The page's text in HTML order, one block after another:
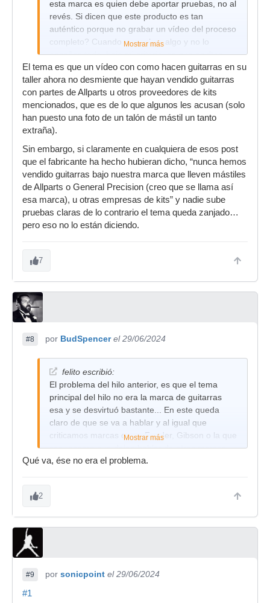
esta marca es quien debe aportar pruebas, no al
revés. Si dicen que este producto es tan
auténtico porque no grabar un vídeo del proceso
completo? Cuando no grabas algo y no lo
enseñas todo, bajo mi criterio, es que ocultas
algo.
Mostrar más
El tema es que un vídeo con como hacen guitarras en su
taller ahora no desmiente que hayan vendido guitarras
con partes de Allparts u otros proveedores de kits
mencionados, que es de lo que algunos les acusan (solo
han puesto una foto de un talón de mástil un tanto
extraña).
Sin embargo, si claramente en cualquiera de esos post
que el fabricante ha hecho hubieran dicho, “nunca hemos
vendido guitarras bajo nuestra marca que lleven mástiles
de Allparts o General Precision (creo que se llama así
esa marca), u otras empresas de kits” y nadie sube
pruebas claras de lo contrario el tema queda zanjado…
pero eso no lo están diciendo.
7
#8 por BudSpencer el 29/06/2024
felito escribió:
El problema del hilo anterior, es que el tema
principal del hilo no era la marca de guitarras
esa y se desvirtuó bastante... En este queda
claro de que se va a hablar y al igual que
criticamos marcas como Fender, Gibson o la que
sea, espero que dejen hablar de otras marcas
aunque sean españolas.
Mostrar más
Qué va, ése no era el problema.
2
#9 por sonicpoint el 29/06/2024
#1